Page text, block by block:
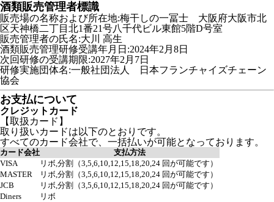
酒類販売管理者標識
販売場の名称および所在地:梅干しの一冨士 大阪府大阪市北
区天神橋二丁目北1番21号八千代ビル東館5階D号室
販売管理者の氏名:大川 高生
酒類販売管理研修受講年月日:2024年2月8日
次回研修の受講期限:2027年2月7日
研修実施団体名:一般社団法人 日本フランチャイズチェーン
協会
お支払について
クレジットカード
【取扱カード】
取り扱いカードは以下のとおりです。
すべてのカード会社で、一括払いが可能となっております。
カード会社
支払方法
VISA
リボ,分割（3,5,6,10,12,15,18,20,24 回が可能です）
MASTER
リボ,分割（3,5,6,10,12,15,18,20,24 回が可能です）
JCB
リボ,分割（3,5,6,10,12,15,18,20,24 回が可能です）
Diners
リボ